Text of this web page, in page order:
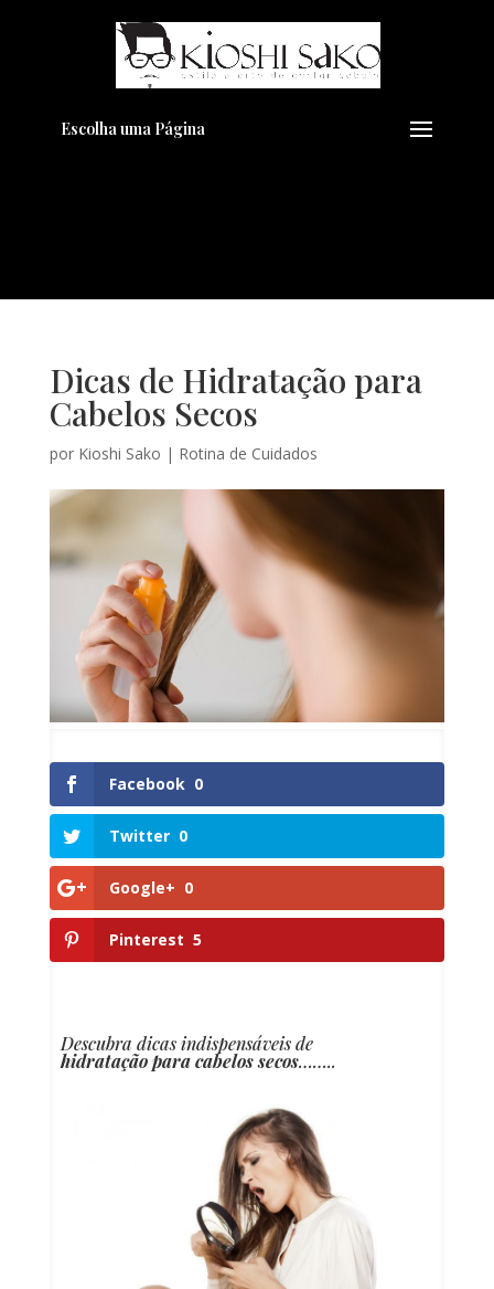
Escolha uma Página
Dicas de Hidratação para
Cabelos Secos
por Kioshi Sako | Rotina de Cuidados
Facebook 0
Twitter 0
Google+ 0
Pinterest 5
Descubra dicas indispensáveis de
hidratação para cabelos secos……..
Pensando em transformar seu
Visual??